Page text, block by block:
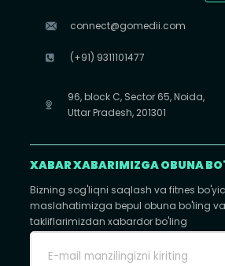
connect@gomedii.com
(+91) 9311101477
96, block C, Sector 65, Noida,
Uttar Pradesh, 201301
XABAR XABARIMIZGA OBUNA
Bizning sog'liqni saqlash va fitnes
maslahatimizga bepul obuna bo'ling
takliflarimizdan xabardor bo'ling